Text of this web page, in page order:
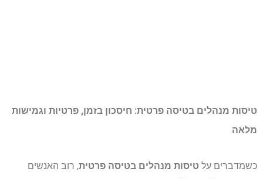
טיסות מנהלים בטיסה פרטית: חיסכון בזמן, פרטיות וגמישות
מלאה
כשמדברים על טיסות מנהלים בטיסה פרטית, רוב האנשים